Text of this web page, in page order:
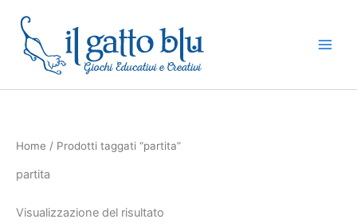
contenuto
Home / Prodotti taggati “partita”
partita
Visualizzazione del risultato